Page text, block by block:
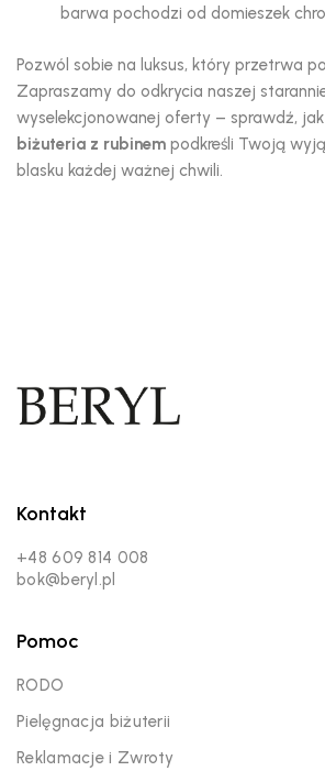
barwa pochodzi od domieszek
Pozwól sobie na luksus, który przetrwa
Zapraszamy do odkrycia naszej
wyselekcjonowanej oferty – sprawdź,
biżuteria z rubinem podkreśli Twoją
blasku każdej ważnej chwili.
Kontakt
+48 609 814 008
bok@beryl.pl
Pomoc
RODO
Pielęgnacja biżuterii
Reklamacje i Zwroty